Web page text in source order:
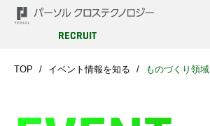
RECRUIT
TOP イベント情報を知る ものづくり領域